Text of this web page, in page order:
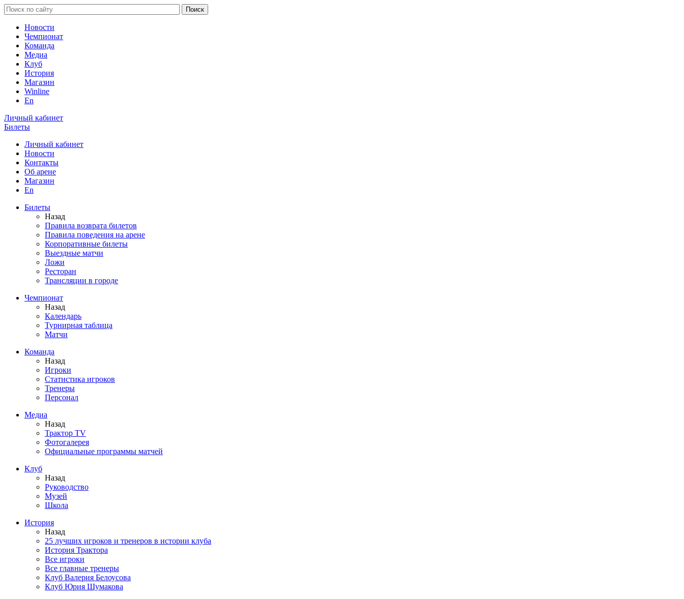
Новости
Чемпионат
Команда
Медиа
Клуб
История
Магазин
Winline
En
Личный кабинет
Билеты
Личный кабинет
Новости
Контакты
Об арене
Магазин
En
Билеты
Назад
Правила возврата билетов
Правила поведения на арене
Корпоративные билеты
Выездные матчи
Ложи
Ресторан
Трансляции в городе
Чемпионат
Назад
Календарь
Турнирная таблица
Матчи
Команда
Назад
Игроки
Статистика игроков
Тренеры
Персонал
Медиа
Назад
Трактор TV
Фотогалерея
Официальные программы матчей
Клуб
Назад
Руководство
Музей
Школа
История
Назад
25 лучших игроков и тренеров в истории клуба
История Трактора
Все игроки
Все главные тренеры
Клуб Валерия Белоусова
Клуб Юрия Шумакова